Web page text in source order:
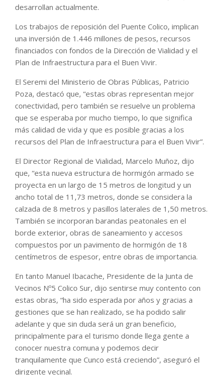
desarrollan actualmente.
Los trabajos de reposición del Puente Colico, implican
una inversión de 1.446 millones de pesos, recursos
financiados con fondos de la Dirección de Vialidad y el
Plan de Infraestructura para el Buen Vivir.
El Seremi del Ministerio de Obras Públicas, Patricio
Poza, destacó que, “estas obras representan mejor
conectividad, pero también se resuelve un problema
que se esperaba por mucho tiempo, lo que significa
más calidad de vida y que es posible gracias a los
recursos del Plan de Infraestructura para el Buen Vivir”.
El Director Regional de Vialidad, Marcelo Muñoz, dijo
que, “esta nueva estructura de hormigón armado se
proyecta en un largo de 15 metros de longitud y un
ancho total de 11,73 metros, donde se considera la
calzada de 8 metros y pasillos laterales de 1,50 metros.
También se incorporan barandas peatonales en el
borde exterior, obras de saneamiento y accesos
compuestos por un pavimento de hormigón de 18
centímetros de espesor, entre obras de importancia.
En tanto Manuel Ibacache, Presidente de la Junta de
Vecinos Nº5 Colico Sur, dijo sentirse muy contento con
estas obras, “ha sido esperada por años y gracias a
gestiones que se han realizado, se ha podido salir
adelante y que sin duda será un gran beneficio,
principalmente para el turismo donde llega gente a
conocer nuestra comuna y podemos decir
tranquilamente que Cunco está creciendo”, aseguró el
dirigente vecinal.